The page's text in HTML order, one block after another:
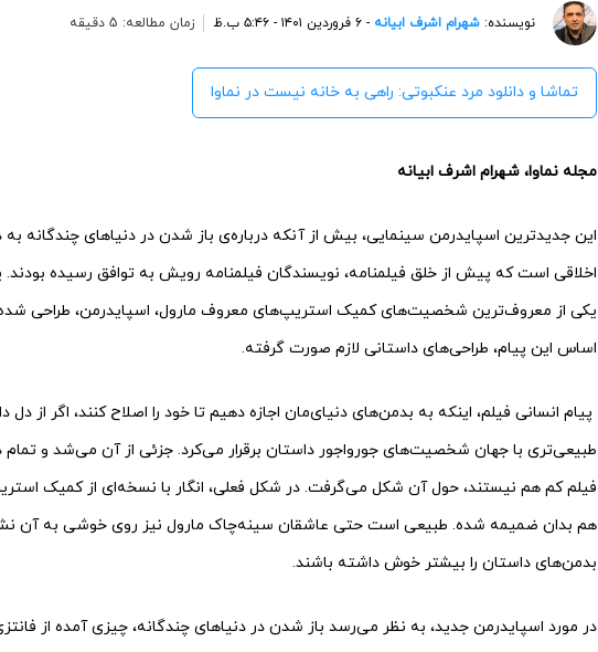
نویسنده: شهرام اشرف ابیانه - ۶ فروردین ۱۴۰۱ - ۵:۴۶ ب.ظ زمان مطالعه: 5 دقیقه
تماشا و دانلود مرد عنکبوتی: راهی به خانه نیست در نماوا
مجله نماوا، شهرام اشرف ابیانه
این جدیدترین اسپایدرمن سینمایی، بیش از آنکه درباره‌ی باز شدن در دنیاهای چندگانه به
اخلاقی است که پیش از خلق فیلمنامه، نویسندگان فیلمنامه رویش به توافق رسیده بودند.
یکی از معروف‌ترین شخصیت‌های کمیک استریپ‌های معروف مارول، اسپایدرمن، طراحی شده
اساس این پیام، طراحی‌های داستانی لازم صورت گرفته.
پیام انسانی فیلم، اینکه به بدمن‌های دنیای‌مان اجازه دهیم تا خود را اصلاح کنند، اگر از
طبیعی‌تری با جهان شخصیت‌های جورواجور داستان برقرار می‌کرد. جزئی از آن می‌شد و تمام
فیلم کم هم نیستند، حول آن شکل می‌گرفت. در شکل فعلی، انگار با نسخه‌ای از کمیک
هم بدان ضمیمه شده. طبیعی است حتی عاشقان سینه‌چاک مارول نیز روی خوشی به آن
بدمن‌های داستان را بیشتر خوش داشته باشند.
در مورد اسپایدرمن جدید، به نظر می‌رسد باز شدن در دنیاهای چندگانه، چیزی آمده از